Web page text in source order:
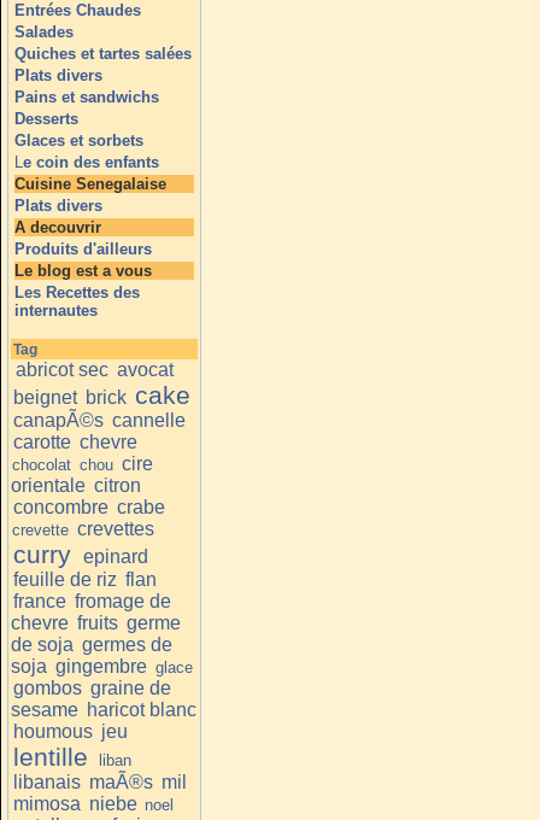
Entrées Chaudes
Salades
Quiches et tartes salées
Plats divers
Pains et sandwichs
Desserts
Glaces et sorbets
Le coin des enfants
Cuisine Senegalaise
Plats divers
A decouvrir
Produits d'ailleurs
Le blog est a vous
Les Recettes des
internautes
Tag
abricot sec avocat
beignet brick cake
canapÃ©s cannelle
carotte chevre
chocolat chou cire
orientale citron
concombre crabe
crevette crevettes
curry epinard
feuille de riz flan
france fromage de
chevre fruits germe
de soja germes de
soja gingembre glace
gombos graine de
sesame haricot blanc
houmous jeu
lentille liban
libanais maÃ®s mil
mimosa niebe noel